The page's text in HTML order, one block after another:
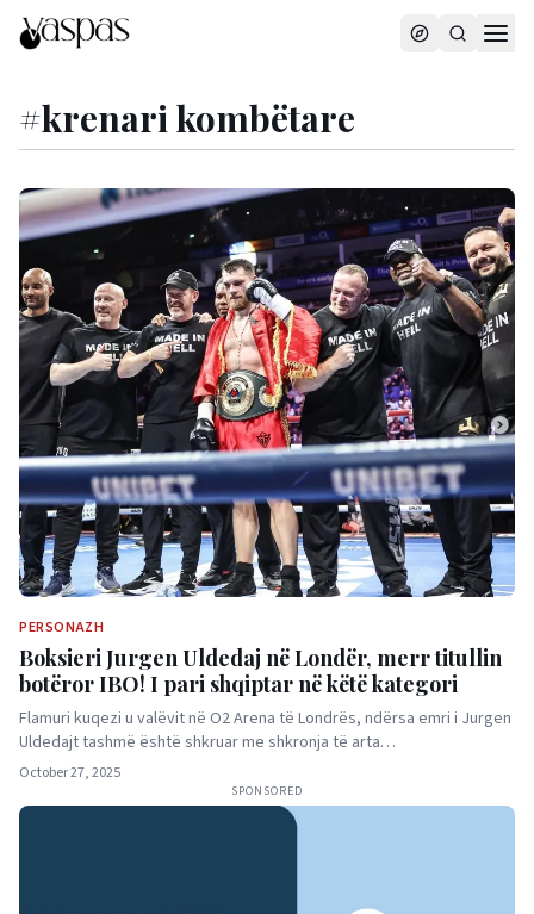
#krenari kombëtare
PERSONAZH
Boksieri Jurgen Uldedaj në Londër, merr titullin
botëror IBO! I pari shqiptar në këtë kategori
Flamuri kuqezi u valëvit në O2 Arena të Londrës, ndërsa emri i Jurgen
Uldedajt tashmë është shkruar me shkronja të arta…
October 27, 2025
SPONSORED